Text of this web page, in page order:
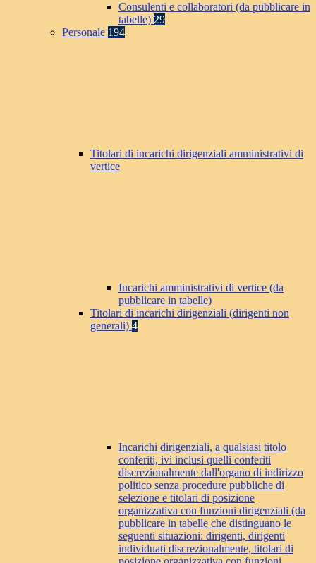
Consulenti e collaboratori (da pubblicare in
tabelle) 29
Personale 194
Titolari di incarichi dirigenziali amministrativi di
vertice
Incarichi amministrativi di vertice (da
pubblicare in tabelle)
Titolari di incarichi dirigenziali (dirigenti non
generali) 4
Incarichi dirigenziali, a qualsiasi titolo
conferiti, ivi inclusi quelli conferiti
discrezionalmente dall'organo di indirizzo
politico senza procedure pubbliche di
selezione e titolari di posizione
organizzativa con funzioni dirigenziali (da
pubblicare in tabelle che distinguano le
seguenti situazioni: dirigenti, dirigenti
individuati discrezionalmente, titolari di